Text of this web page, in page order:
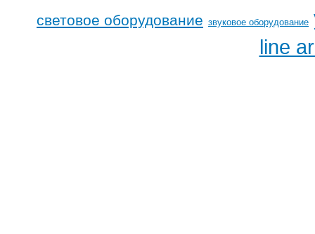
световое оборудование звуковое оборудование
line